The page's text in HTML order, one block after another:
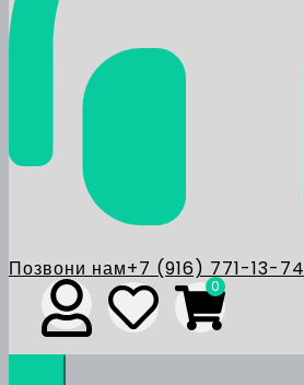
Позвони нам+7 (916) 771-13-74
0